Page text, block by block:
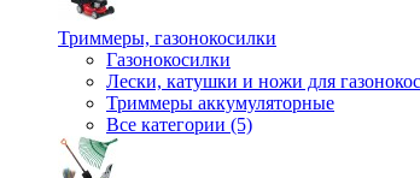
Триммеры, газонокосилки
Газонокосилки
Лески, катушки и ножи для
Триммеры аккумуляторные
Все категории (5)